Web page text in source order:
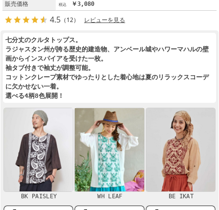
販売価格
￥3,080
4.5 （12） レビューを見る
七分丈のクルタトップス。
ラジャスタン州が誇る歴史的建造物、アンベール城やハワーマハルの壁
画からインスパイアを受けた一枚。
袖タブ付きで袖丈が調整可能。
コットンクレープ素材でゆったりとした着心地は夏のリラックスコーデ
に欠かせない一着。
選べる4柄8色展開！
BK PAISLEY WH LEAF BE IKAT